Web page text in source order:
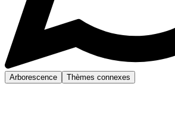
Arborescence Thèmes connexes